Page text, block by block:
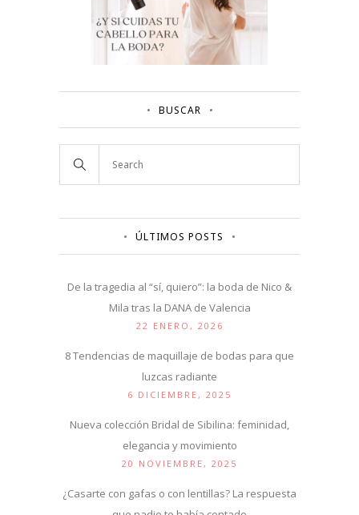
BUSCAR
ÚLTIMOS POSTS
De la tragedia al “sí, quiero”: la boda de Nico &
Mila tras la DANA de Valencia
22 ENERO, 2026
8 Tendencias de maquillaje de bodas para que
luzcas radiante
6 DICIEMBRE, 2025
Nueva colección Bridal de Sibilina: feminidad,
elegancia y movimiento
20 NOVIEMBRE, 2025
¿Casarte con gafas o con lentillas? La respuesta